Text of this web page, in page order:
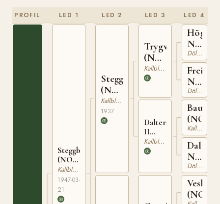
PROFIL LED 1
Steggbest
(NO)
T-233Kallblodig Travare
1947-03-
21
LED 2
Stegg
(NO)
T-169
Kallblodig Travare
1937
LED 3
Trygve
(NO)
T-66
Kallblodig Travare
Dalterna
II
(NO)
T-201
Kallblodig Travare
LED 4
Högnar
N
1208
Dölehäst
Freia
N
5446
Dölehäst
Baus
(NO)
Kallblodig Travare
N
5645
Dölehäst
(NO)